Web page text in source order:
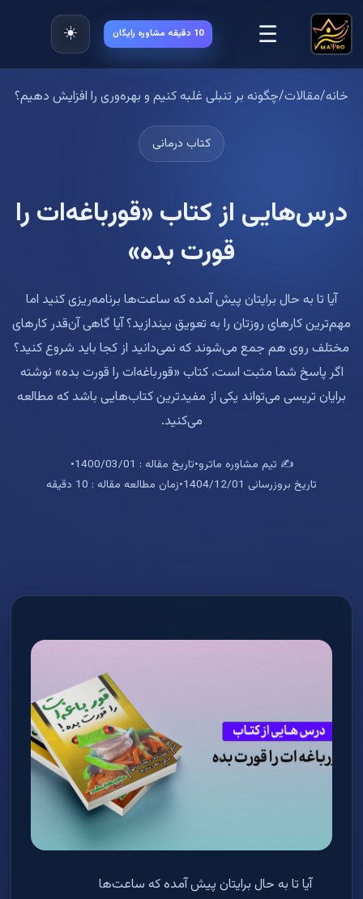
☰
☀️ 10 دقیقه مشاوره رایگان
خانه/مقالات/چگونه بر تنبلی غلبه کنیم و بهره‌وری را افزایش دهیم؟
کتاب درمانی
درس‌هایی از کتاب «قورباغه‌ات را
قورت بده»
آیا تا به حال برایتان پیش آمده که ساعت‌ها برنامه‌ریزی کنید اما
مهم‌ترین کارهای روزتان را به تعویق بیندازید؟ آیا گاهی آن‌قدر کارهای
مختلف روی هم جمع می‌شوند که نمی‌دانید از کجا باید شروع کنید؟
اگر پاسخ شما مثبت است، کتاب «قورباغه‌ات را قورت بده» نوشته
برایان تریسی می‌تواند یکی از مفیدترین کتاب‌هایی باشد که مطالعه
می‌کنید.
✍️ تیم مشاوره ماترو•تاریخ مقاله : 1400/03/01
•
تاریخ بروزرسانی 1404/12/01
•زمان مطالعه مقاله : 10 دقیقه
آیا تا به حال برایتان پیش آمده که ساعت‌ها